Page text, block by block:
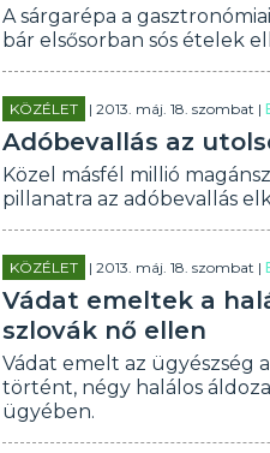
A sárgarépa a
bár elsősorban sós ételek
KÖZÉLET | 2013. máj. 18. szombat |
Adóbevallás az
Közel másfél millió
pillanatra az adóbevallás
KÖZÉLET | 2013. máj. 18. szombat |
Vádat emeltek a
szlovák nő ellen
Vádat emelt az ügyészség
történt, négy halálos
ügyében.